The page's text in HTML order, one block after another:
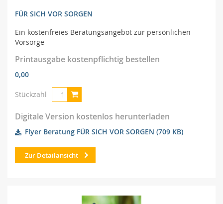
FÜR SICH VOR SORGEN
Ein kostenfreies Beratungsangebot zur persönlichen
Vorsorge
Printausgabe kostenpflichtig bestellen
0,00
Stückzahl
Digitale Version kostenlos herunterladen
Flyer Beratung FÜR SICH VOR SORGEN (709 KB)
Zur Detailansicht